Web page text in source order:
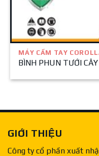
MÁY CẦM TAY
BÌNH PHUN TƯỚI
GIỚI THIỆU
Công ty cổ phần xuất